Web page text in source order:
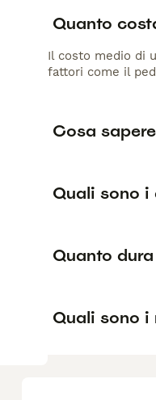
Quanto
Il costo medio di
fattori come il
Cosa
Quali sono
Quanto
Quali sono